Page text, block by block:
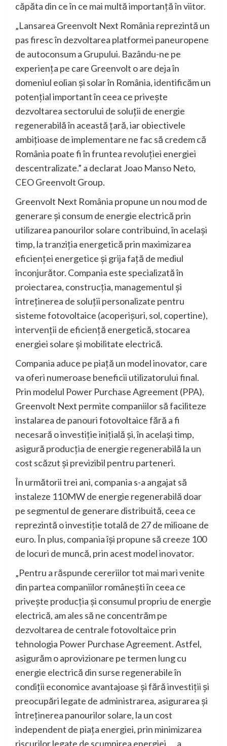
căpăta din ce în ce mai multă importanță în viitor.
„Lansarea Greenvolt Next România reprezintă un
pas firesc în dezvoltarea platformei paneuropene
de autoconsum a Grupului. Bazându-ne pe
experiența pe care Greenvolt o are deja în
domeniul eolian și solar în România, identificăm un
potențial important în ceea ce privește
dezvoltarea sectorului de soluții de energie
regenerabilă în această țară, iar obiectivele
ambițioase de implementare ne fac să credem că
România poate fi în fruntea revoluției energiei
descentralizate.” a declarat Joao Manso Neto,
CEO Greenvolt Group.
Greenvolt Next România propune un nou mod de
generare și consum de energie electrică prin
utilizarea panourilor solare contribuind, în același
timp, la tranziția energetică prin maximizarea
eficienței energetice și grija față de mediul
înconjurător. Compania este specializată în
proiectarea, construcția, managementul și
întreținerea de soluții personalizate pentru
sisteme fotovoltaice (acoperișuri, sol, copertine),
intervenții de eficiență energetică, stocarea
energiei solare și mobilitate electrică.
Compania aduce pe piață un model inovator, care
va oferi numeroase beneficii utilizatorului final.
Prin modelul Power Purchase Agreement (PPA),
Greenvolt Next permite companiilor să faciliteze
instalarea de panouri fotovoltaice fără a fi
necesară o investiție inițială și, în același timp,
asigură producția de energie regenerabilă la un
cost scăzut și previzibil pentru parteneri.
În următorii trei ani, compania s-a angajat să
instaleze 110MW de energie regenerabilă doar
pe segmentul de generare distribuită, ceea ce
reprezintă o investiție totală de 27 de milioane de
euro. În plus, compania își propune să creeze 100
de locuri de muncă, prin acest model inovator.
„Pentru a răspunde cereriilor tot mai mari venite
din partea companiilor românești în ceea ce
privește producția și consumul propriu de energie
electrică, am ales să ne concentrăm pe
dezvoltarea de centrale fotovoltaice prin
tehnologia Power Purchase Agreement. Astfel,
asigurăm o aprovizionare pe termen lung cu
energie electrică din surse regenerabile în
condiții economice avantajoase și fără investiții și
preocupări legate de administrarea, asigurarea și
întreținerea panourilor solare, la un cost
independent de piața energiei, prin minimizarea
riscurilor legate de scumpirea energiei. „, a